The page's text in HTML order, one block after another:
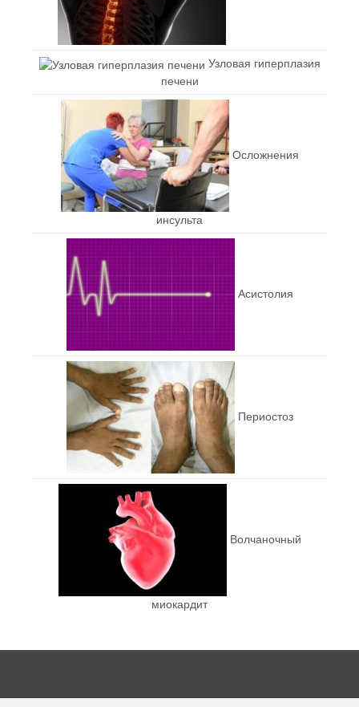
Узловая гиперплазия
печени
Осложнения
инсульта
Асистолия
Периостоз
Волчаночный
миокардит